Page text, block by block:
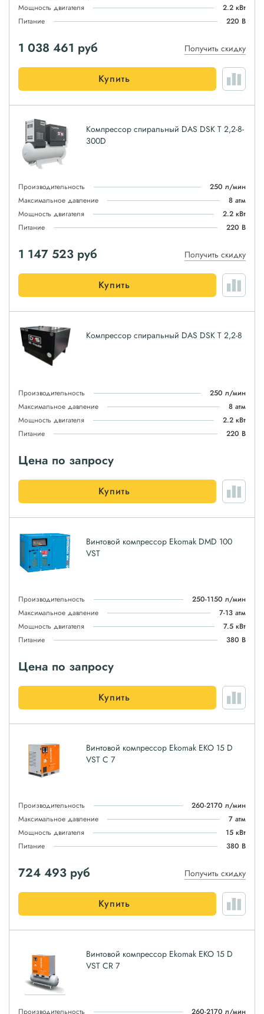
Мощность двигателя
2.2 кВт
Питание
220 В
1 038 461 руб Получить скидку
Купить
Компрессор спиральный DAS DSK T 2,2-8-
300D
Производительность
250 л/мин
Максимальное давление
8 атм
Мощность двигателя
2.2 кВт
Питание
220 В
1 147 523 руб Получить скидку
Купить
Компрессор спиральный DAS DSK T 2,2-8
Производительность
250 л/мин
Максимальное давление
8 атм
Мощность двигателя
2.2 кВт
Питание
220 В
Цена по запросу
Купить
Винтовой компрессор Ekomak DMD 100
VST
Производительность
250-1150 л/мин
Максимальное давление
7-13 атм
Мощность двигателя
7.5 кВт
Питание
380 В
Цена по запросу
Купить
Винтовой компрессор Ekomak EKO 15 D
VST C 7
Производительность
260-2170 л/мин
Максимальное давление
7 атм
Мощность двигателя
15 кВт
Питание
380 В
724 493 руб Получить скидку
Купить
Винтовой компрессор Ekomak EKO 15 D
VST CR 7
Производительность 260-2170 л/мин